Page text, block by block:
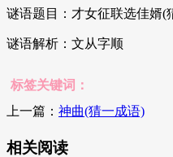
谜语题目：才女征联选佳婿(
谜语解析：文从字顺
标签关键词：
上一篇： 神曲(猜一成语)
相关阅读